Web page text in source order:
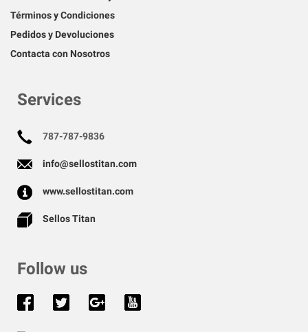
Términos y Condiciones
Pedidos y Devoluciones
Contacta con Nosotros
Services
787-787-9836
info@sellostitan.com
www.sellostitan.com
Sellos Titan
Follow us